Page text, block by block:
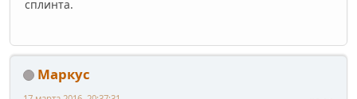
сплинта.
Маркус